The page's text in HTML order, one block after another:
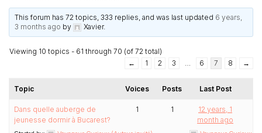
This forum has 72 topics, 333 replies, and was last updated 6 years,
3 months ago by Xavier.
Viewing 10 topics - 61 through 70 (of 72 total)
←
1 2 3 … 6 7 8 →
Topic Voices Posts Last Post
Dans quelle auberge de
jeunesse dormir à Bucarest?
1 1
12 years, 1
month ago